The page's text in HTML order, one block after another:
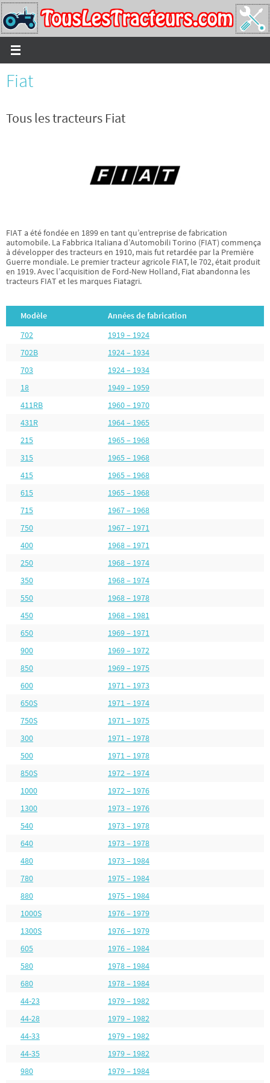
Passer
vers
le
contenu
Fiat
Tous les tracteurs Fiat
FIAT a été fondée en 1899 en tant qu’entreprise de fabrication
automobile. La Fabbrica Italiana d’Automobili Torino (FIAT) commença
à développer des tracteurs en 1910, mais fut retardée par la Première
Guerre mondiale. Le premier tracteur agricole FIAT, le 702, était produit
en 1919. Avec l’acquisition de Ford-New Holland, Fiat abandonna les
tracteurs FIAT et les marques Fiatagri.
Modèle
Années de fabrication
702
1919 – 1924
702B
1924 – 1934
703
1924 – 1934
18
1949 – 1959
411RB
1960 – 1970
431R
1964 – 1965
215
1965 – 1968
315
1965 – 1968
415
1965 – 1968
615
1965 – 1968
715
1967 – 1968
750
1967 – 1971
400
1968 – 1971
250
1968 – 1974
350
1968 – 1974
550
1968 – 1978
450
1968 – 1981
650
1969 – 1971
900
1969 – 1972
850
1969 – 1975
600
1971 – 1973
650S
1971 – 1974
750S
1971 – 1975
300
1971 – 1978
500
1971 – 1978
850S
1972 – 1974
1000
1972 – 1976
1300
1973 – 1976
540
1973 – 1978
640
1973 – 1978
480
1973 – 1984
780
1975 – 1984
880
1975 – 1984
1000S
1976 – 1979
1300S
1976 – 1979
605
1976 – 1984
580
1978 – 1984
680
1978 – 1984
44-23
1979 – 1982
44-28
1979 – 1982
44-33
1979 – 1982
44-35
1979 – 1982
980
1979 – 1984